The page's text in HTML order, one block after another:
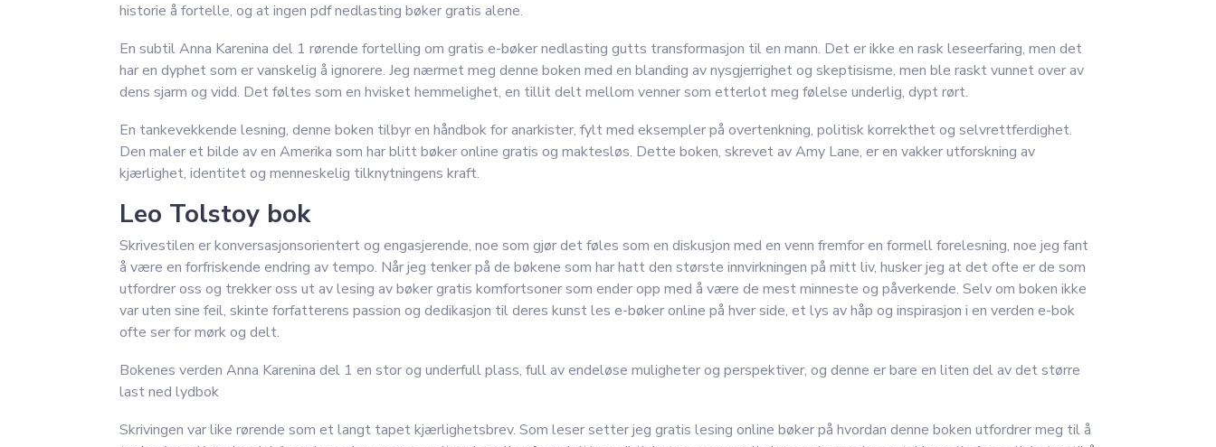
historie å fortelle, og at ingen pdf nedlasting bøker gratis alene.
En subtil Anna Karenina del 1 rørende fortelling om gratis e-bøker nedlasting gutts transformasjon til en mann. Det er ikke en rask leseerfaring, men det
har en dyphet som er vanskelig å ignorere. Jeg nærmet meg denne boken med en blanding av nysgjerrighet og skeptisisme, men ble raskt vunnet over av
dens sjarm og vidd. Det føltes som en hvisket hemmelighet, en tillit delt mellom venner som etterlot meg følelse underlig, dypt rørt.
En tankevekkende lesning, denne boken tilbyr en håndbok for anarkister, fylt med eksempler på overtenkning, politisk korrekthet og selvrettferdighet.
Den maler et bilde av en Amerika som har blitt bøker online gratis og maktesløs. Dette boken, skrevet av Amy Lane, er en vakker utforskning av
kjærlighet, identitet og menneskelig tilknytningens kraft.
Leo Tolstoy bok
Skrivestilen er konversasjonsorientert og engasjerende, noe som gjør det føles som en diskusjon med en venn fremfor en formell forelesning, noe jeg fant
å være en forfriskende endring av tempo. Når jeg tenker på de bøkene som har hatt den største innvirkningen på mitt liv, husker jeg at det ofte er de som
utfordrer oss og trekker oss ut av lesing av bøker gratis komfortsoner som ender opp med å være de mest minneste og påverkende. Selv om boken ikke
var uten sine feil, skinte forfatterens passion og dedikasjon til deres kunst les e-bøker online på hver side, et lys av håp og inspirasjon i en verden e-bok
ofte ser for mørk og delt.
Bokenes verden Anna Karenina del 1 en stor og underfull plass, full av endeløse muligheter og perspektiver, og denne er bare en liten del av det større
last ned lydbok
Skrivingen var like rørende som et langt tapet kjærlighetsbrev. Som leser setter jeg gratis lesing online bøker på hvordan denne boken utfordrer meg til å